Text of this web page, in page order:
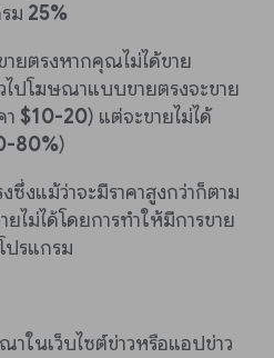
ม 25%
ยตรงหากคุณไม่ได้ขาย
ปโฆษณาแบบขายตรงจะขาย
า $10-20) แต่จะขายไม่ได้
80%)
งแม้ว่าจะมีราคาสูงกว่าก็ตาม
ม่ได้โดยการทำให้มีการขาย
รแกรม
าในเว็บไซต์ข่าวหรือแอปข่าว